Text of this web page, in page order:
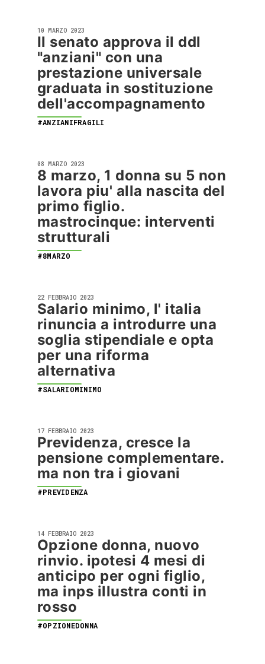
10 MARZO 2023
Il senato approva il ddl
"anziani" con una
prestazione universale
graduata in sostituzione
dell'accompagnamento
#ANZIANIFRAGILI
08 MARZO 2023
8 marzo, 1 donna su 5 non
lavora piu' alla nascita del
primo figlio.
mastrocinque: interventi
strutturali
#8MARZO
22 FEBBRAIO 2023
Salario minimo, l' italia
rinuncia a introdurre una
soglia stipendiale e opta
per una riforma
alternativa
#SALARIOMINIMO
17 FEBBRAIO 2023
Previdenza, cresce la
pensione complementare.
ma non tra i giovani
#PREVIDENZA
14 FEBBRAIO 2023
Opzione donna, nuovo
rinvio. ipotesi 4 mesi di
anticipo per ogni figlio,
ma inps illustra conti in
rosso
#OPZIONEDONNA